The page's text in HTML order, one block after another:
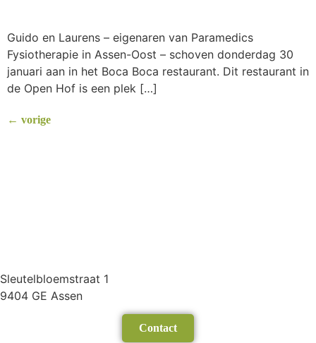
Guido en Laurens – eigenaren van Paramedics
Fysiotherapie in Assen-Oost – schoven donderdag 30
januari aan in het Boca Boca restaurant. Dit restaurant in
de Open Hof is een plek […]
← vorige
Sleutelbloemstraat 1
9404 GE Assen
Contact